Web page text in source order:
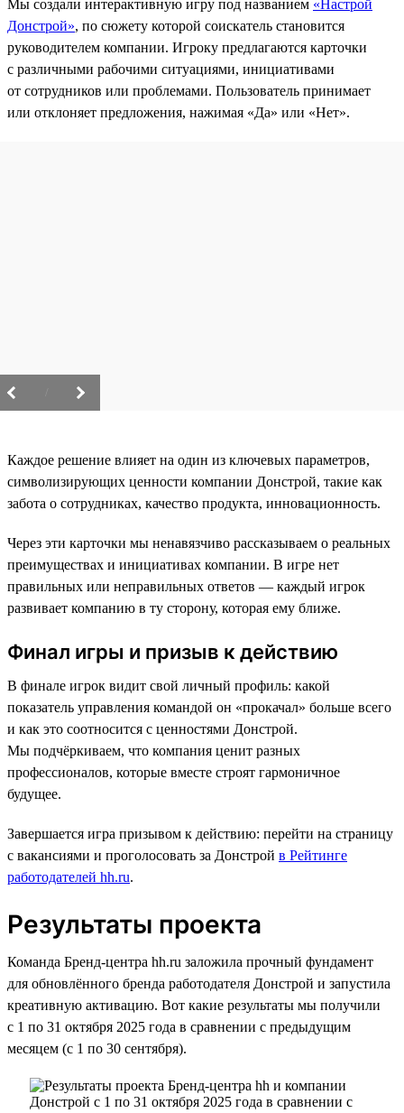
Мы создали интерактивную игру под названием «Настрой
Донстрой», по сюжету которой соискатель становится
руководителем компании. Игроку предлагаются карточки
с различными рабочими ситуациями, инициативами
от сотрудников или проблемами. Пользователь принимает
или отклоняет предложения, нажимая «Да» или «Нет».
Каждое решение влияет на один из ключевых параметров,
символизирующих ценности компании Донстрой, такие как
забота о сотрудниках, качество продукта, инновационность.
Через эти карточки мы ненавязчиво рассказываем о реальных
преимуществах и инициативах компании. В игре нет
правильных или неправильных ответов — каждый игрок
развивает компанию в ту сторону, которая ему ближе.
Финал игры и призыв к действию
В финале игрок видит свой личный профиль: какой
показатель управления командой он «прокачал» больше всего
и как это соотносится с ценностями Донстрой.
Мы подчёркиваем, что компания ценит разных
профессионалов, которые вместе строят гармоничное
будущее.
Завершается игра призывом к действию: перейти на страницу
с вакансиями и проголосовать за Донстрой в Рейтинге
работодателей hh.ru.
Результаты проекта
Команда Бренд-центра hh.ru заложила прочный фундамент
для обновлённого бренда работодателя Донстрой и запустила
креативную активацию. Вот какие результаты мы получили
с 1 по 31 октября 2025 года в сравнении с предыдущим
месяцем (с 1 по 30 сентября).